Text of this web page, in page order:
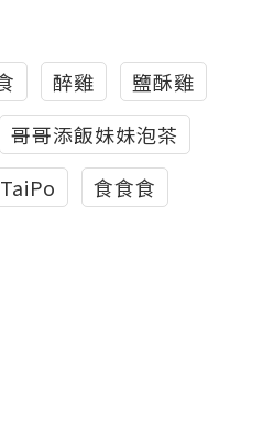
醉雞
鹽酥雞
哥哥添飯妹妹泡茶
TaiPo 食食食